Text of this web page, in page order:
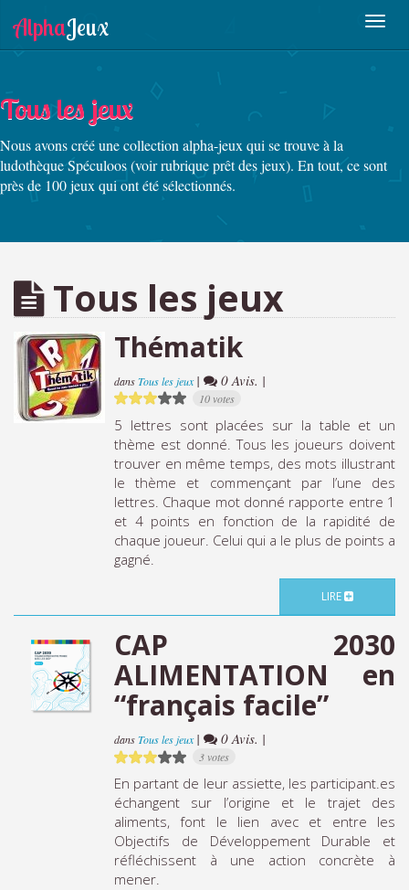
Tous les jeux
Nous avons créé une collection alpha-jeux qui se trouve à la
ludothèque Spéculoos (voir rubrique prêt des jeux). En tout, ce sont
près de 100 jeux qui ont été sélectionnés.
Tous les jeux
Thématik
dansTous les jeux| 0 Avis. |
10 votes
5 lettres sont placées sur la table et un
thème est donné. Tous les joueurs doivent
trouver en même temps, des mots illustrant
le thème et commençant par l’une des
lettres. Chaque mot donné rapporte entre 1
et 4 points en fonction de la rapidité de
chaque joueur. Celui qui a le plus de points a
gagné.
LIRE
CAP 2030
ALIMENTATION en
“français facile”
dansTous les jeux| 0 Avis. |
3 votes
En partant de leur assiette, les participant.es
échangent sur l’origine et le trajet des
aliments, font le lien avec et entre les
Objectifs de Développement Durable et
réfléchissent à une action concrète à
mener.